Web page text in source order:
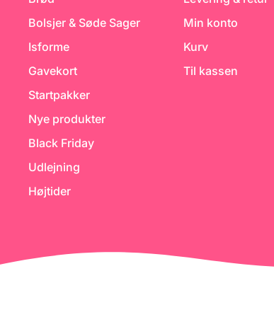
Blue Fondant
Bolsjer & Søde Sager
Isforme
Gavekort
Startpakker
Nye produkter
Black Friday
Udlejning
Højtider
Min konto
Kurv
Til kassen